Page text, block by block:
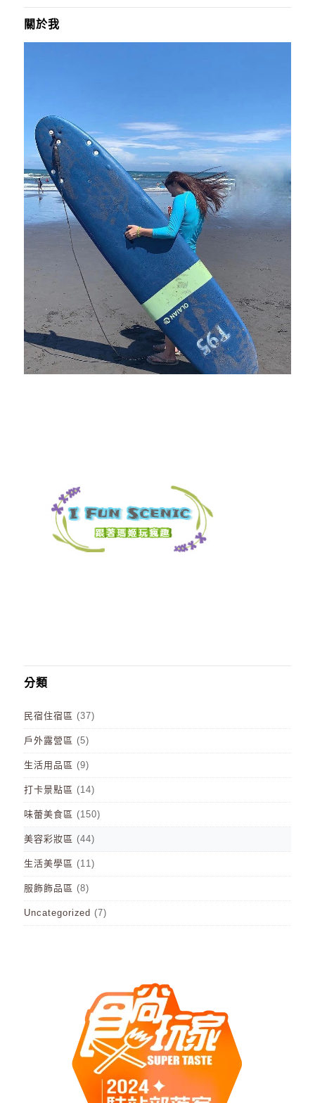
關於我
分類
民宿住宿區 (37)
戶外露營區 (5)
生活用品區 (9)
打卡景點區 (14)
味蕾美食區 (150)
美容彩妝區 (44)
生活美學區 (11)
服飾飾品區 (8)
Uncategorized (7)